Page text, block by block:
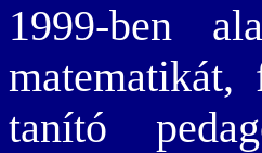
1999-ben
tanító